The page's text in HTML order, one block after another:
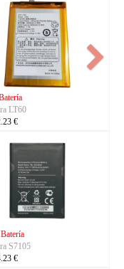
FUJITSU Batería
Batería para RA07504-1091
Precio :24.23 €
KYOCERA Batería
Batería para 5AAXBT113JAA
Precio :24.23 €